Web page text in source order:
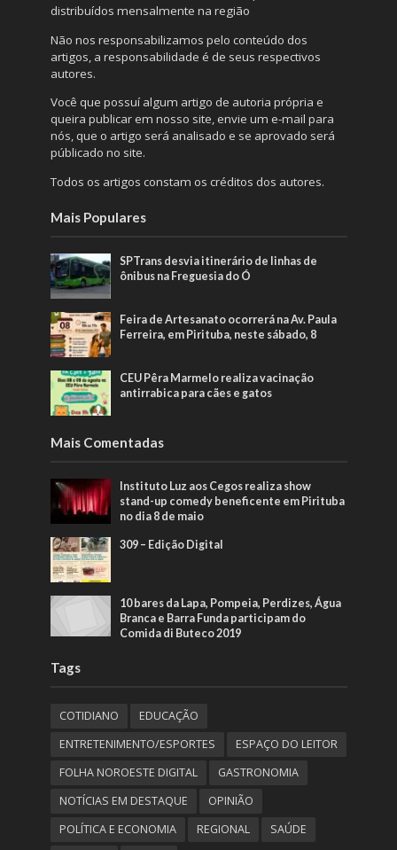
distribuídos mensalmente na região
Não nos responsabilizamos pelo conteúdo dos
artigos, a responsabilidade é de seus respectivos
autores.
Você que possuí algum artigo de autoria própria e
queira publicar em nosso site, envie um e-mail para
nós, que o artigo será analisado e se aprovado será
públicado no site.
Todos os artigos constam os créditos dos autores.
Mais Populares
SPTrans desvia itinerário de linhas de
ônibus na Freguesia do Ó
Feira de Artesanato ocorrerá na Av. Paula
Ferreira, em Pirituba, neste sábado, 8
CEU Pêra Marmelo realiza vacinação
antirrabica para cães e gatos
Mais Comentadas
Instituto Luz aos Cegos realiza show
stand-up comedy beneficente em Pirituba
no dia 8 de maio
309 – Edição Digital
10 bares da Lapa, Pompeia, Perdizes, Água
Branca e Barra Funda participam do
Comida di Buteco 2019
Tags
COTIDIANO
EDUCAÇÃO
ENTRETENIMENTO/ESPORTES
ESPAÇO DO LEITOR
FOLHA NOROESTE DIGITAL
GASTRONOMIA
NOTÍCIAS EM DESTAQUE
OPINIÃO
POLÍTICA E ECONOMIA
REGIONAL SAÚDE